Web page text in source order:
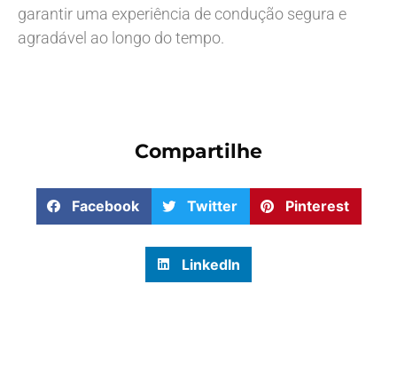
garantir uma experiência de condução segura e
agradável ao longo do tempo.
Compartilhe
Facebook Twitter Pinterest
LinkedIn